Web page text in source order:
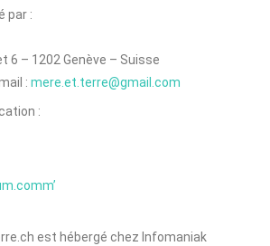
par :
6 – 1202 Genève – Suisse
:mere.et.terre@gmail.com
:
est hébergé chez Infomaniak